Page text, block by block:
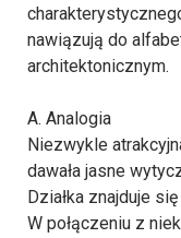
nawiązują do
architektonicznym.
A. Analogia
Niezwykle
dawała jasne
Działka znajduje
W połączeniu z